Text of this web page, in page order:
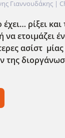
Γιαννουδάκης |
ρίξει και
να ετοιμάζει
ασίστ